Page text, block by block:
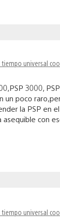
tiempo universal
3000,
un poco
la PSP en
con
tiempo universal